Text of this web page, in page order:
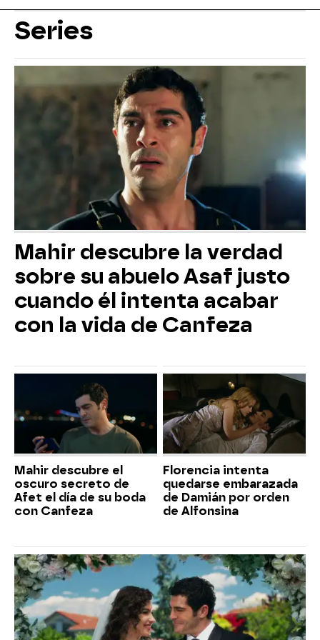
Series
Mahir descubre la verdad
sobre su abuelo Asaf justo
cuando él intenta acabar
con la vida de Canfeza
Mahir descubre el
oscuro secreto de
Afet el día de su boda
con Canfeza
Florencia intenta
quedarse embarazada
de Damián por orden
de Alfonsina